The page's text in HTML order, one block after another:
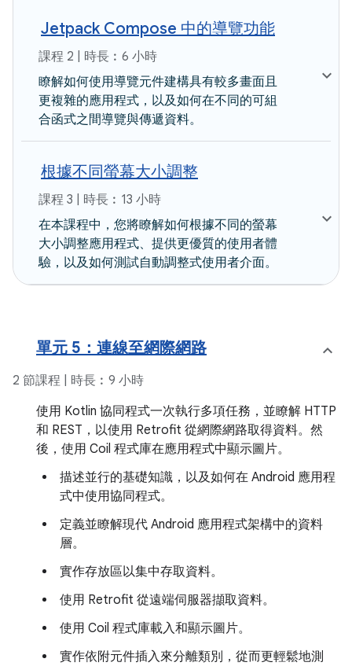
Jetpack Compose 中的導覽功能
課程 2 | 時長︰6 小時
瞭解如何使用導覽元件建構具有較多畫面且
更複雜的應用程式，以及如何在不同的可組
合函式之間導覽與傳遞資料。
根據不同螢幕大小調整
課程 3 | 時長︰13 小時
在本課程中，您將瞭解如何根據不同的螢幕
大小調整應用程式、提供更優質的使用者體
驗，以及如何測試自動調整式使用者介面。
單元 5：連線至網際網路
2 節課程 | 時長︰9 小時
使用 Kotlin 協同程式一次執行多項任務，並瞭解 HTTP
和 REST，以使用 Retrofit 從網際網路取得資料。然
後，使用 Coil 程式庫在應用程式中顯示圖片。
描述並行的基礎知識，以及如何在 Android 應用程
式中使用協同程式。
定義並瞭解現代 Android 應用程式架構中的資料
層。
實作存放區以集中存取資料。
使用 Retrofit 從遠端伺服器擷取資料。
使用 Coil 程式庫載入和顯示圖片。
實作依附元件插入來分離類別，從而更輕鬆地測